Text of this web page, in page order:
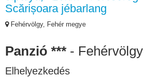
Scărișoara jébarlang
Fehérvölgy, Fehér megye
Panzió *** - Fehérvölgy
Elhelyezkedés